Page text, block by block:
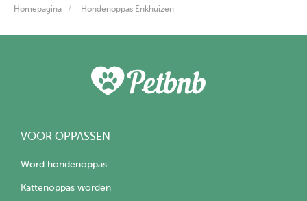
Homepagina Hondenoppas Enkhuizen
VOOR OPPASSEN
Word hondenoppas
Kattenoppas worden